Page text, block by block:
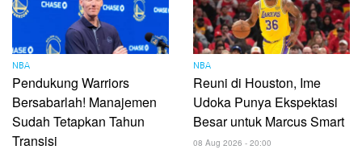
NBA
Pendukung Warriors
Bersabarlah! Manajemen
Sudah Tetapkan Tahun
Transisi
NBA
Reuni di Houston, Ime
Udoka Punya Ekspektasi
Besar untuk Marcus Smart
08 Aug 2026 - 20:00